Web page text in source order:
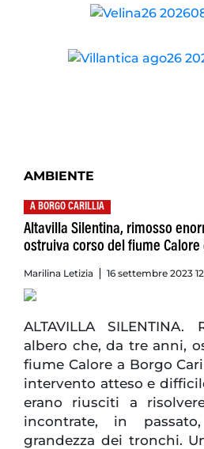
AMBIENTE
A BORGO CARILLIA
Altavilla Silentina, rimosso
ostruiva corso del fiume
Marilina Letizia 16 settembre 2023
ALTAVILLA SILENTINA.
albero che, da tre anni,
fiume Calore a Borgo
intervento atteso e
erano riusciti a
incontrate, in
grandezza dei tronchi.